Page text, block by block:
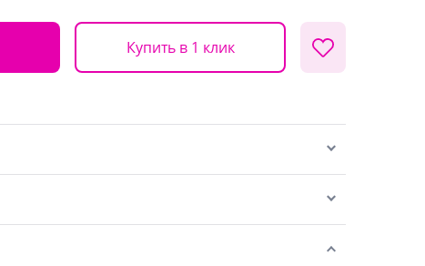
Купить в 1 клик